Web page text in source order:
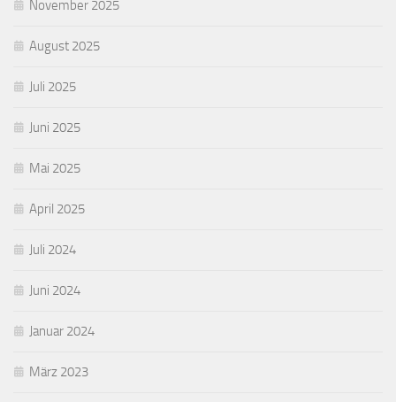
November 2025
August 2025
Juli 2025
Juni 2025
Mai 2025
April 2025
Juli 2024
Juni 2024
Januar 2024
März 2023